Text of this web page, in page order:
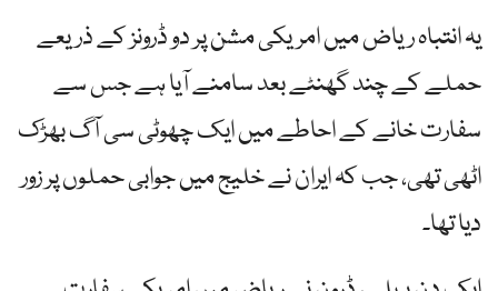
یہ انتباہ ریاض میں امریکی مشن پر دو ڈرونز کے ذریعے
حملے کے چند گھنٹے بعد سامنے آیا ہے جس سے
سفارت خانے کے احاطے میں ایک چھوٹی سی آگ بھڑک
اٹھی تھی، جب کہ ایران نے خلیج میں جوابی حملوں پر زور
دیا تھا۔